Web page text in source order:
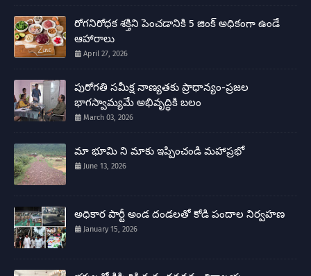
రోగనిరోధక శక్తిని పెంచడానికి 5 జింక్ అధికంగా ఉండే
ఆహారాలు
April 27, 2026
పురోగతి సమీక్ష నాణ్యతకు ప్రాధాన్యం-ప్రజల
భాగస్వామ్యమే అభివృద్ధికి బలం
March 03, 2026
మా భూమి ని మాకు ఇప్పించండి మహాప్రభో
June 13, 2026
అధికార పార్టీ అండ దండలతో కోడి పందాల నిర్వహణ
January 15, 2026